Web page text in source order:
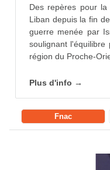
Des repères pour
Liban depuis la fin
guerre menée par
soulignant
région du Proche-
Plus d'info →
Fnac